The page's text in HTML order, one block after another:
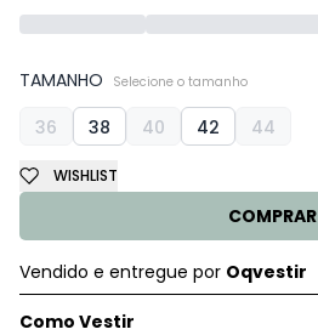
TAMANHO Selecione o tamanho
36 38 40 42 44
COMPRAR
WISHLIST
Vendido e entregue por Oqvestir
Como Vestir